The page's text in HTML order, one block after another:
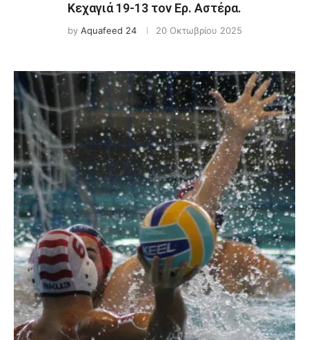
Κεχαγιά 19-13 τον Ερ. Αστέρα.
by Aquafeed 24 20 Οκτωβρίου 2025